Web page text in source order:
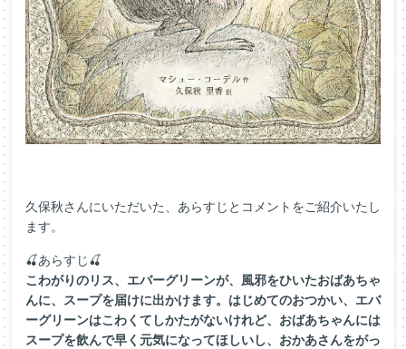
久保秋さんにいただいた、あらすじとコメントをご紹介いたし
ます。
🍒あらすじ🍒
こわがりのリス、エバーグリーンが、風邪をひいたおばあちゃ
んに、スープを届けに出かけます。はじめてのおつかい、エバ
ーグリーンはこわくてしかたがないけれど、おばあちゃんには
スープを飲んで早く元気になってほしいし、おかあさんをがっ